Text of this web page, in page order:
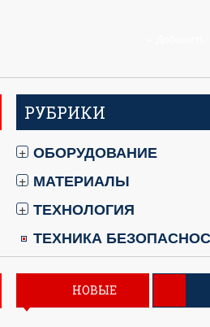
РУБРИКИ
+ ОБОРУДОВАНИЕ
+ МАТЕРИАЛЫ
+ ТЕХНОЛОГИЯ
ТЕХНИКА
НОВЫЕ